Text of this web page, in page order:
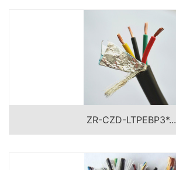
ZR-CZD-LTPEBP3*...